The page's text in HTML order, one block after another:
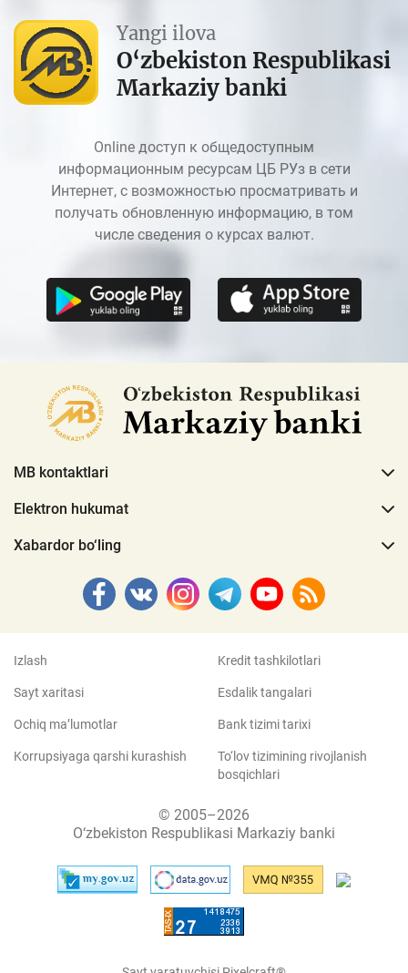
Yangi ilova
O‘zbekiston Respublikasi
Markaziy banki
Online доступ к общедоступным
информационным ресурсам ЦБ РУз в сети
Интернет, с возможностью просматривать и
получать обновленную информацию, в том
числе сведения о курсах валют.
MB kontaktlari
Elektron hukumat
Xabardor bo‘ling
Izlash
Sayt xaritasi
Ochiq ma’lumotlar
Korrupsiyaga qarshi kurashish
Kredit tashkilotlari
Esdalik tangalari
Bank tizimi tarixi
To‘lov tizimining rivojlanish
bosqichlari
© 2005–2026
O‘zbekiston Respublikasi Markaziy banki